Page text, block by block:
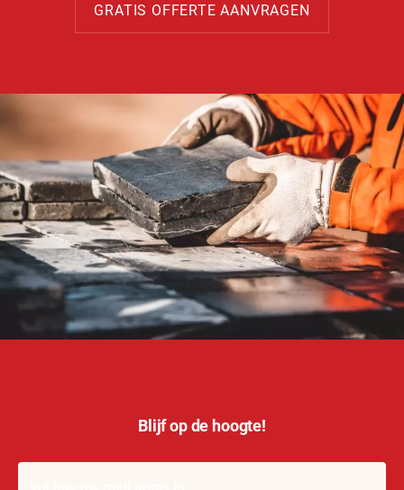
GRATIS OFFERTE AANVRAGEN
Blijf op de hoogte!